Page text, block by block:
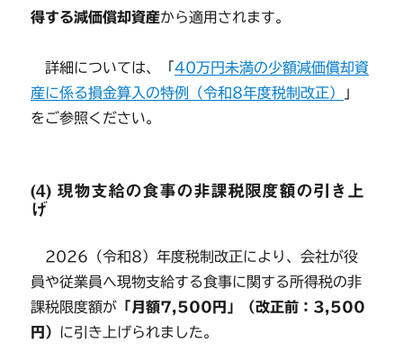
得する減価償却資産から適用されます。
詳細については、「40万円未満の少額減価償却資
産に係る損金算入の特例（令和8年度税制改正）
」
をご参照ください。
(4) 現物支給の食事の非課税限度額の引き上
げ
2026（令和8）年度税制改正により、会社が役
員や従業員へ現物支給する食事に関する所得税の非
課税限度額が 「月額7,500円」（改正前：3,500
円） に引き上げられました。